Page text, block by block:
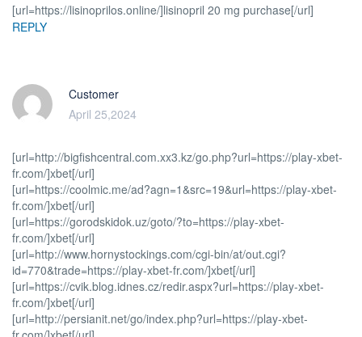
[url=https://lisinoprilos.online/]lisinopril 20 mg purchase[/url]
REPLY
Customer
April 25,2024
[url=http://bigfishcentral.com.xx3.kz/go.php?url=https://play-xbet-
fr.com/]xbet[/url]
[url=https://coolmic.me/ad?agn=1&src=19&url=https://play-xbet-
fr.com/]xbet[/url]
[url=https://gorodskidok.uz/goto/?to=https://play-xbet-
fr.com/]xbet[/url]
[url=http://www.hornystockings.com/cgi-bin/at/out.cgi?
id=770&trade=https://play-xbet-fr.com/]xbet[/url]
[url=https://cvik.blog.idnes.cz/redir.aspx?url=https://play-xbet-
fr.com/]xbet[/url]
[url=http://persianit.net/go/index.php?url=https://play-xbet-